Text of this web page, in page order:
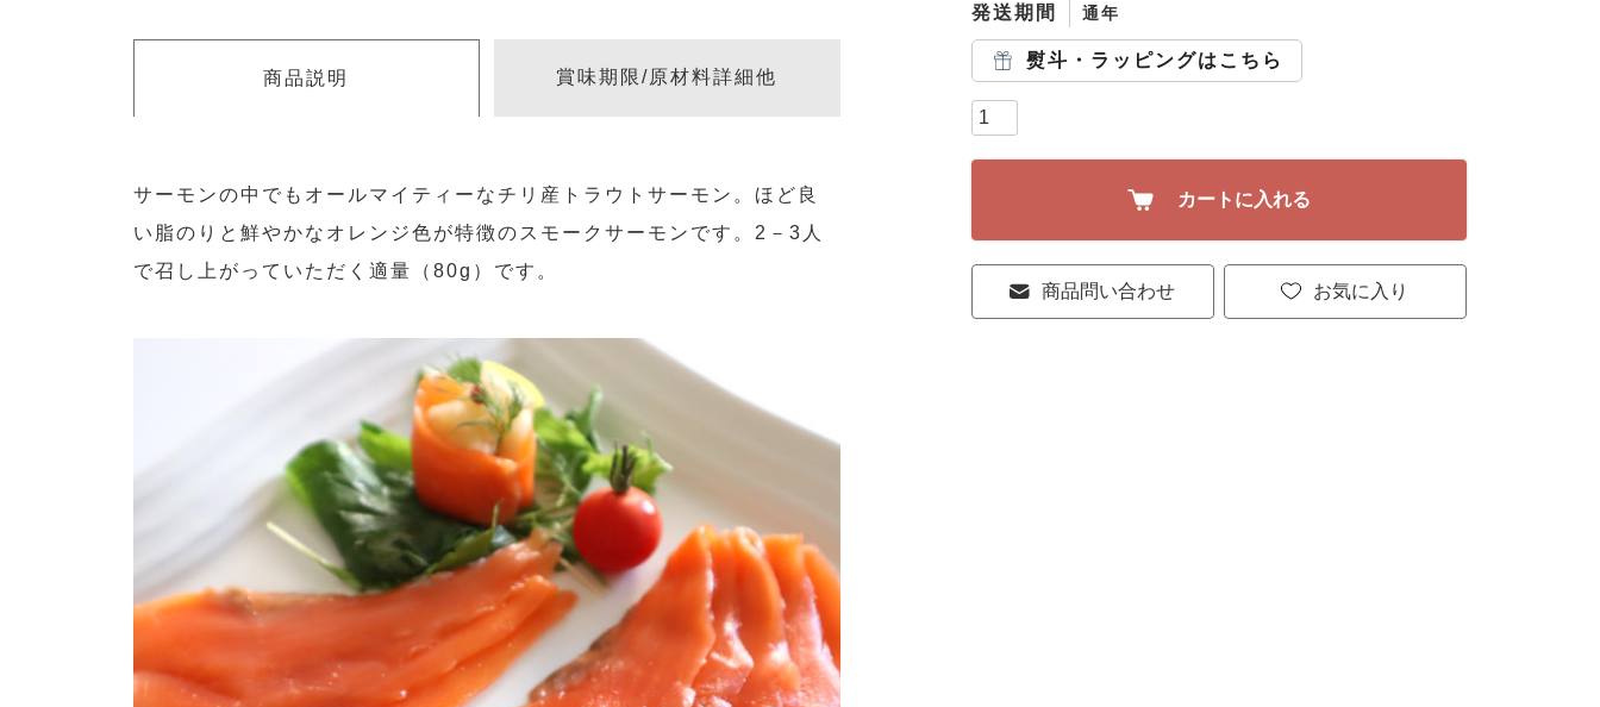
発送期間 通年
熨斗・ラッピングはこちら
お気に入り
カートに入れる
商品問い合わせ
商品説明 賞味期限/原材料詳細他
サーモンの中でもオールマイティーなチリ産トラウトサーモン。ほど良
い脂のりと鮮やかなオレンジ色が特徴のスモークサーモンです。2－3人
で召し上がっていただく適量（80g）です。